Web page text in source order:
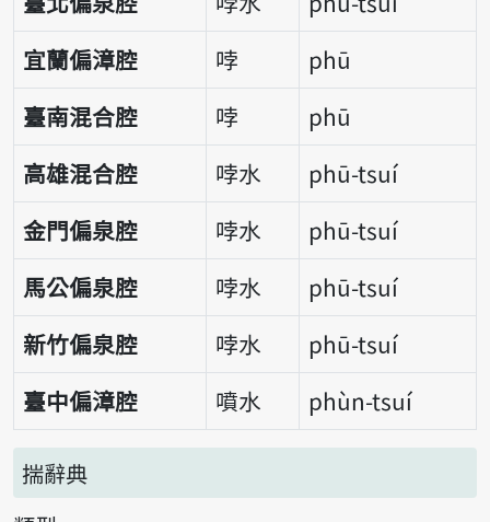
宜蘭偏漳腔
哱
phū
臺南混合腔
哱
phū
高雄混合腔
哱水
phū-tsuí
金門偏泉腔
哱水
phū-tsuí
馬公偏泉腔
哱水
phū-tsuí
新竹偏泉腔
哱水
phū-tsuí
臺中偏漳腔
噴水 phùn-tsuí
揣辭典